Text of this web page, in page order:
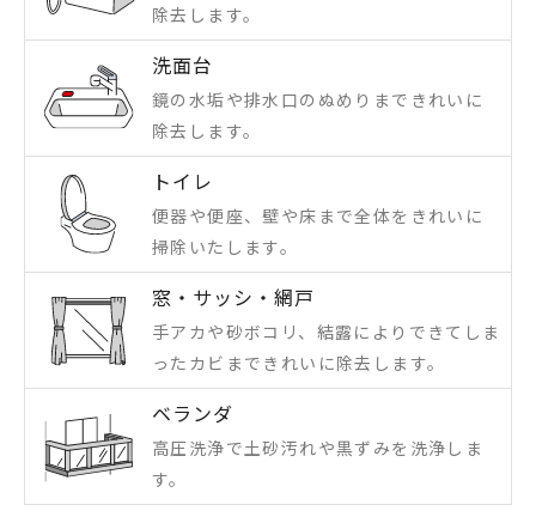
除去します。
洗面台
鏡の水垢や排水口のぬめりまできれいに
除去します。
トイレ
便器や便座、壁や床まで全体をきれいに
掃除いたします。
窓・サッシ・網戸
手アカや砂ボコリ、結露によりできてしま
ったカビまできれいに除去します。
ベランダ
高圧洗浄で土砂汚れや黒ずみを洗浄しま
す。